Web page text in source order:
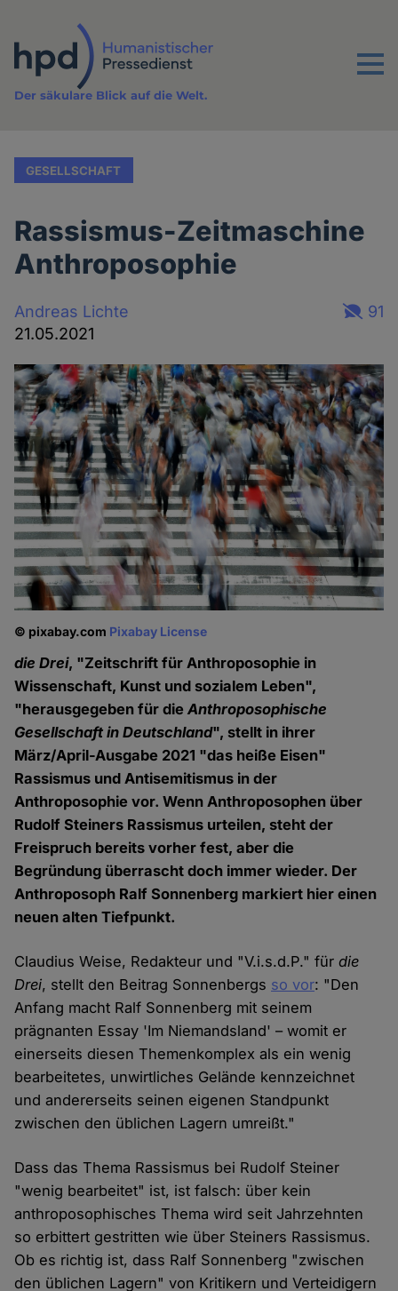
Inhalt
Menu
Der säkulare Blick auf die Welt.
GESELLSCHAFT
Rassismus-Zeitmaschine
Anthroposophie
Andreas Lichte
21.05.2021
91
© pixabay.com Pixabay License
die Drei, "Zeitschrift für Anthroposophie in
Wissenschaft, Kunst und sozialem Leben",
"herausgegeben für dieAnthroposophische
Gesellschaft in Deutschland", stellt in ihrer
März/April-Ausgabe 2021 "das heiße Eisen"
Rassismus und Antisemitismus in der
Anthroposophie vor. Wenn Anthroposophen über
Rudolf Steiners Rassismus urteilen, steht der
Freispruch bereits vorher fest, aber die
Begründung überrascht doch immer wieder. Der
Anthroposoph Ralf Sonnenberg markiert hier einen
neuen alten Tiefpunkt.
Claudius Weise, Redakteur und "V.i.s.d.P." fürdie
Drei, stellt den Beitrag Sonnenbergs so vor: "Den
Anfang macht Ralf Sonnenberg mit seinem
prägnanten Essay 'Im Niemandsland' – womit er
einerseits diesen Themenkomplex als ein wenig
bearbeitetes, unwirtliches Gelände kennzeichnet
und andererseits seinen eigenen Standpunkt
zwischen den üblichen Lagern umreißt."
Dass das Thema Rassismus bei Rudolf Steiner
"wenig bearbeitet" ist, ist falsch: über kein
anthroposophisches Thema wird seit Jahrzehnten
so erbittert gestritten wie über Steiners Rassismus.
Ob es richtig ist, dass Ralf Sonnenberg "zwischen
den üblichen Lagern" von Kritikern und Verteidigern